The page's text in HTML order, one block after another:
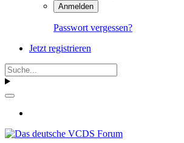
Anmelden
Passwort vergessen?
Jetzt registrieren